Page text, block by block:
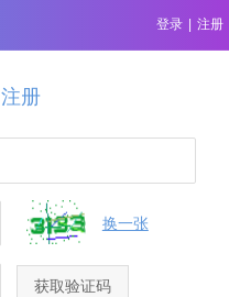
登录 注册
注册
换一张
获取验证码